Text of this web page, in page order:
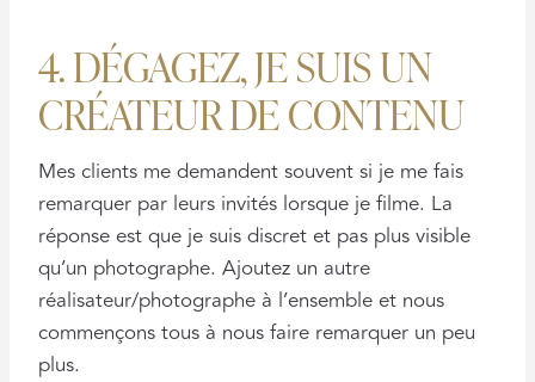
4. DÉGAGEZ, JE SUIS UN
CRÉATEUR DE CONTENU
Mes clients me demandent souvent si je me fais
remarquer par leurs invités lorsque je filme. La
réponse est que je suis discret et pas plus visible
qu’un photographe. Ajoutez un autre
réalisateur/photographe à l’ensemble et nous
commençons tous à nous faire remarquer un peu
plus.